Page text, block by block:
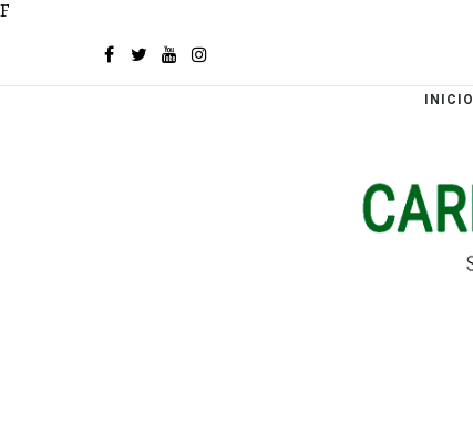
F
INICIO